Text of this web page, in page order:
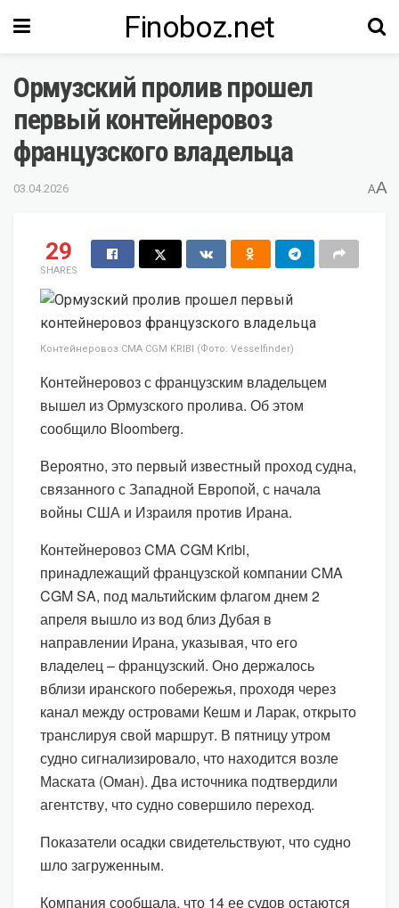
Finoboz.net
Ормузский пролив прошел
первый контейнеровоз
французского владельца
03.04.2026 AA
29
SHARES
Контейнеровоз CMA CGM KRIBI (Фото: Vesselfinder)
Контейнеровоз с французским владельцем
вышел из Ормузского пролива. Об этом
сообщило Bloomberg.
Вероятно, это первый известный проход судна,
связанного с Западной Европой, с начала
войны США и Израиля против Ирана.
Контейнеровоз CMA CGM Kribi,
принадлежащий французской компании CMA
CGM SA, под мальтийским флагом днем 2
апреля вышло из вод близ Дубая в
направлении Ирана, указывая, что его
владелец – французский. Оно держалось
вблизи иранского побережья, проходя через
канал между островами Кешм и Ларак, открыто
транслируя свой маршрут. В пятницу утром
судно сигнализировало, что находится возле
Маската (Оман). Два источника подтвердили
агентству, что судно совершило переход.
Показатели осадки свидетельствуют, что судно
шло загруженным.
Компания сообщала, что 14 ее судов остаются